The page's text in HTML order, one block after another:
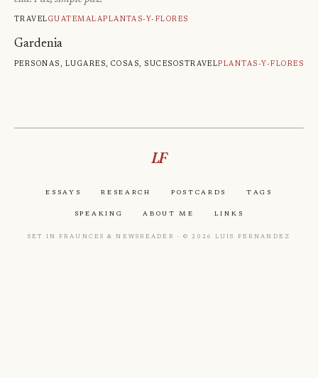
TravelGuatemalaPlantas-Y-Flores
Gardenia
Personas, lugares, cosas, sucesosTravelPlantas-Y-Flores
LF
Essays Research Postcards Tags
Speaking About Me Links
Set in Fraunces & Newsreader · © 2026 Luis Fernandez